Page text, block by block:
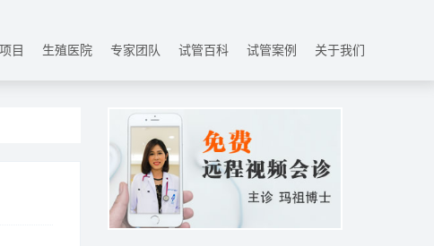
目 生殖医院 专家团队 试管百科 试管案例 关于我们